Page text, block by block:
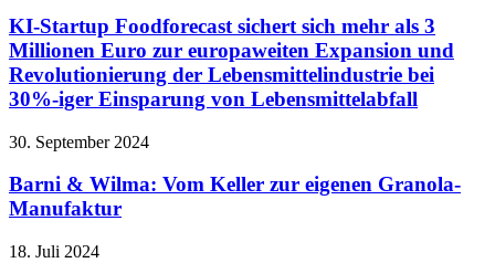
KI-Startup Foodforecast sichert sich mehr als 3
Millionen Euro zur europaweiten Expansion und
Revolutionierung der Lebensmittelindustrie bei
30%-iger Einsparung von Lebensmittelabfall
30. September 2024
Barni & Wilma: Vom Keller zur eigenen Granola-
Manufaktur
18. Juli 2024